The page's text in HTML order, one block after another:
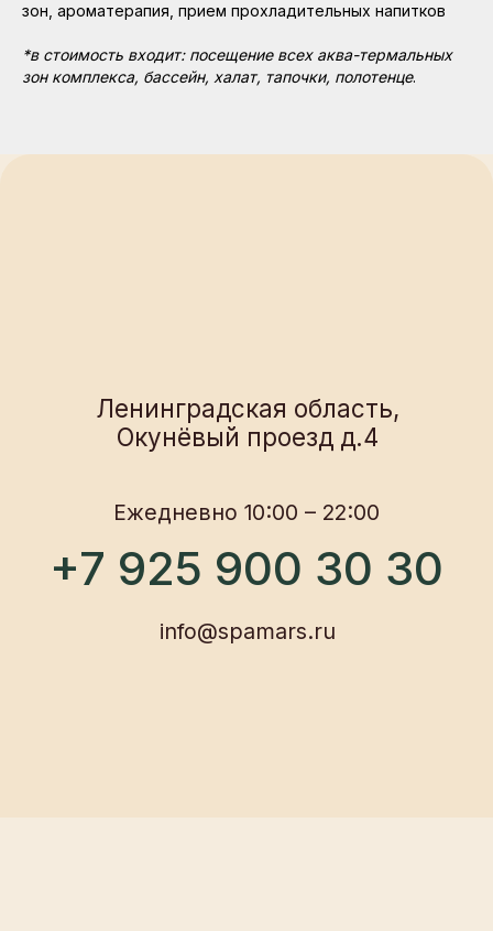
зон, ароматерапия, прием прохладительных напитков
*в стоимость входит: посещение всех аква-термальных
зон комплекса, бассейн, халат, тапочки, полотенце.
info@spamars.ru